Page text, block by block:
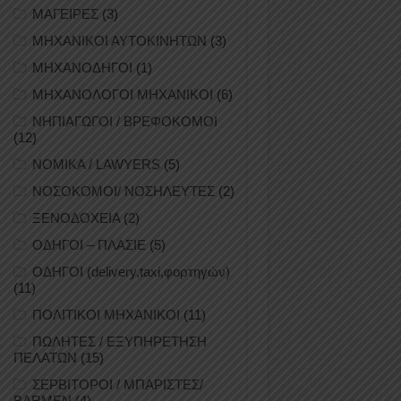
ΜΑΓΕΙΡΕΣ (3)
ΜΗΧΑΝΙΚΟΙ ΑΥΤΟΚΙΝΗΤΩΝ (3)
ΜΗΧΑΝΟΔΗΓΟΙ (1)
ΜΗΧΑΝΟΛΟΓΟΙ ΜΗΧΑΝΙΚΟΙ (6)
ΝΗΠΙΑΓΩΓΟΙ / ΒΡΕΦΟΚΟΜΟΙ
(12)
ΝΟΜΙΚΑ / LAWYERS (5)
ΝΟΣΟΚΟΜΟΙ/ ΝΟΣΗΛΕΥΤΕΣ (2)
ΞΕΝΟΔΟΧΕΙΑ(2)
ΟΔΗΓΟΙ – ΠΛΑΣΙΕ (5)
ΟΔΗΓΟΙ (delivery,taxi,φορτηγών)
(11)
ΠΟΛΙΤΙΚΟΙ ΜΗΧΑΝΙΚΟΙ (11)
ΠΩΛΗΤΕΣ / ΕΞΥΠΗΡΕΤΗΣΗ
ΠΕΛΑΤΩΝ (15)
ΣΕΡΒΙΤΟΡΟΙ / ΜΠΑΡΙΣΤΕΣ/